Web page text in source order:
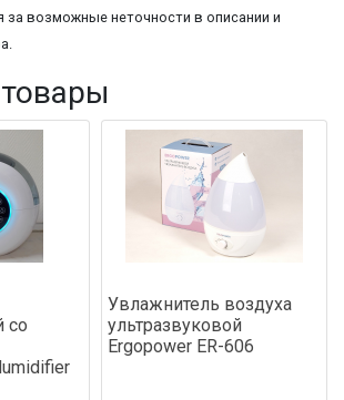
за возможные неточности в описании и
со
Увлажнитель воздуха
ультразвуковой
Ergopower ER-606